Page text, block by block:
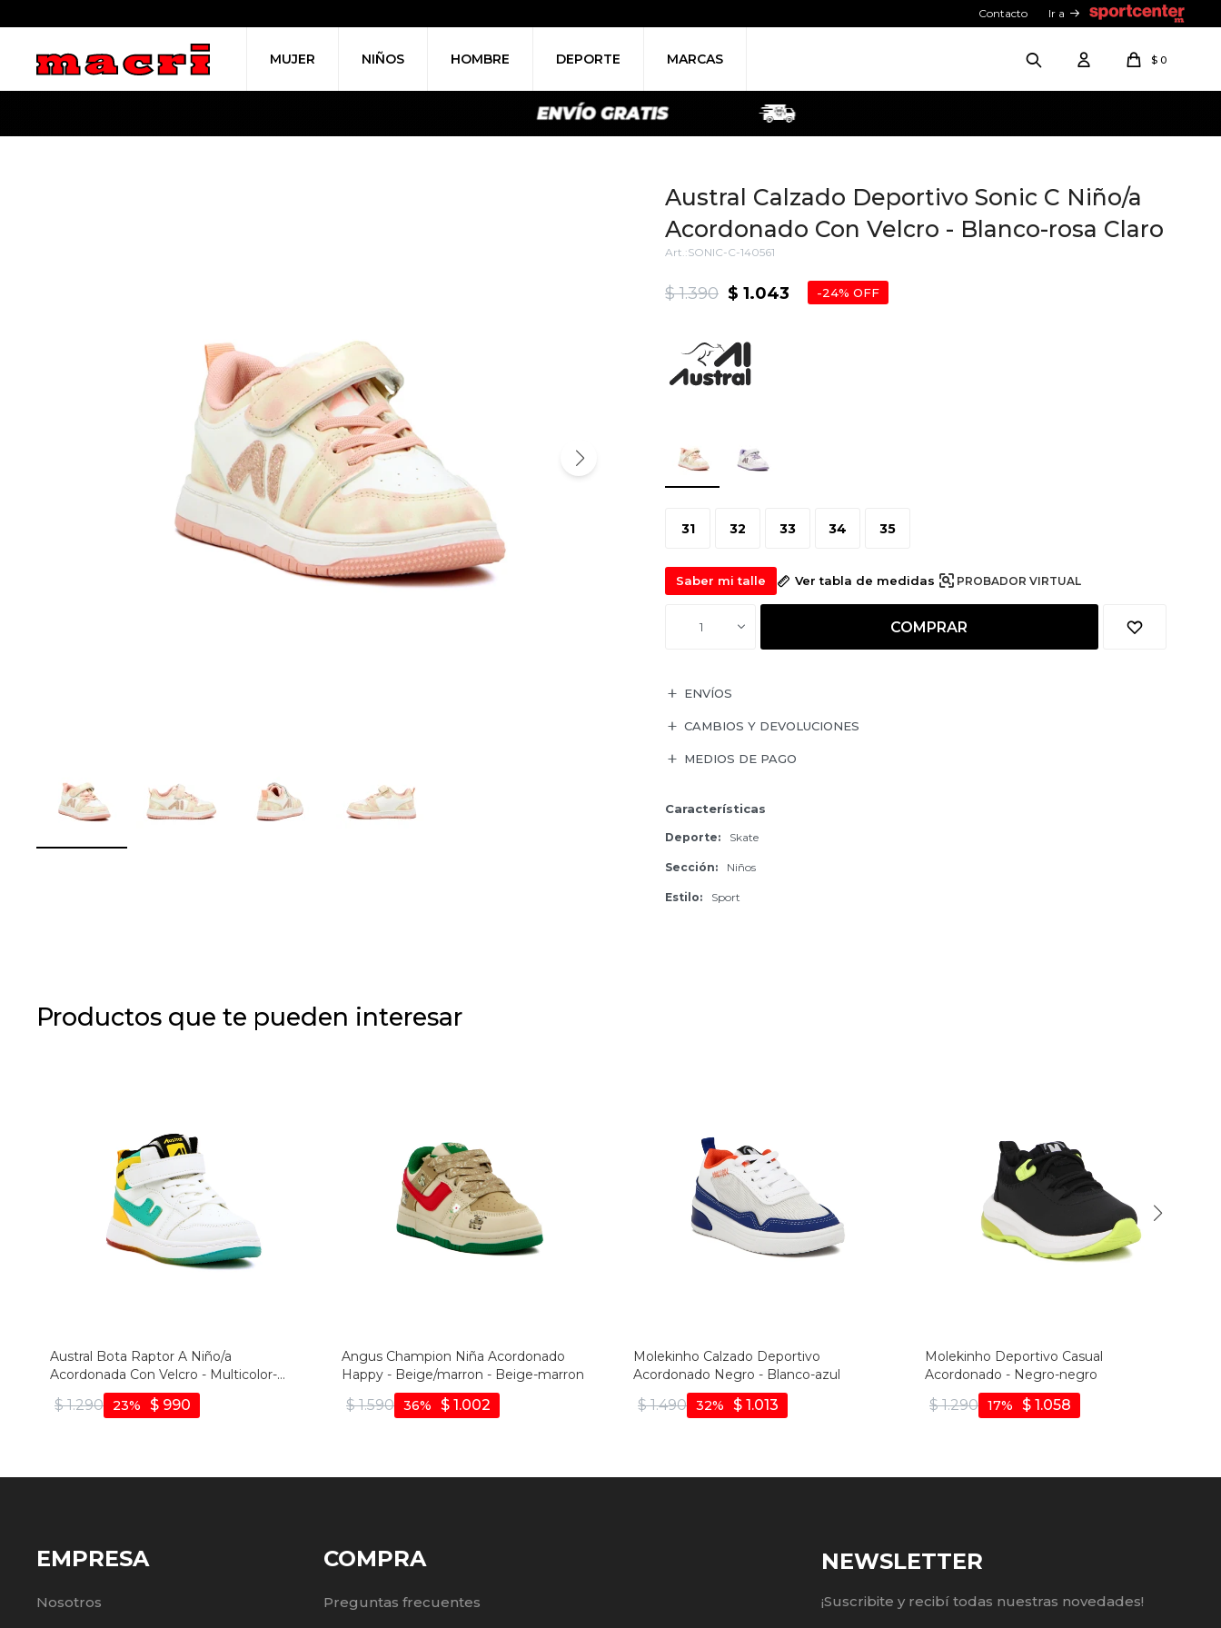
MUJER NIÑOS HOMBRE DEPORTE MARCAS $ 0
Contacto Ir a
Austral Calzado Deportivo Sonic C Niño/a
Acordonado Con Velcro - Blanco-rosa Claro
SONIC-C-140561
$ 1.043
$ 1.390 24
31 32 33 34 35
Saber mi talle Ver tabla de medidas PROBADOR VIRTUAL
1 COMPRAR
ENVÍOS
CAMBIOS Y DEVOLUCIONES
MEDIOS DE PAGO
Características
Deporte Skate
Sección Niños
Estilo Sport
Productos que te pueden interesar
Austral Bota Raptor A Niño/a
Acordonada Con Velcro - Multicolor-
$ 1.290 $ 990
23
Angus Champion Niña Acordonado
Happy - Beige/marron - Beige-marron
$ 1.590 $ 1.002
36
Molekinho Calzado Deportivo
Acordonado Negro - Blanco-azul
$ 1.490 $ 1.013
32
Molekinho Deportivo Casual
Acordonado - Negro-negro
$ 1.290 $ 1.058
17
EMPRESA
Nosotros
COMPRA
Preguntas frecuentes
NEWSLETTER
¡Suscribite y recibí todas nuestras novedades!